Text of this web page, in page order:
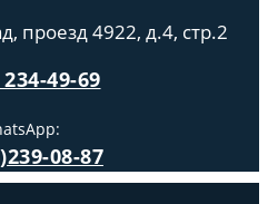
проезд 4922, д.4, стр.2
49-69
08-87